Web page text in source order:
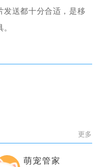
发送都十分合适，是移
更多
萌宠管家